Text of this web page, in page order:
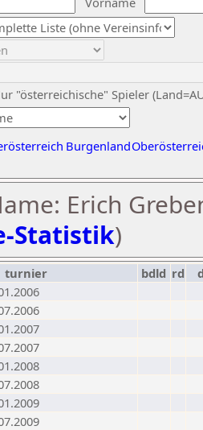
"österreichische" Spieler
Burgenland
Erich
Statistik)
turnier bdld rd